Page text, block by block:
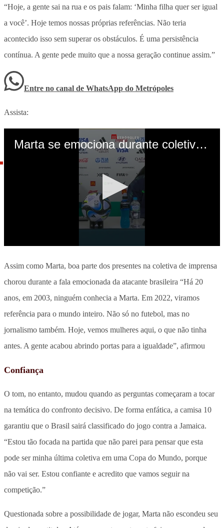
“Hoje, a gente sai na rua e os pais falam: ‘Minha filha quer ser igual
a você’. Hoje temos nossas próprias referências. Não teria
acontecido isso sem superar os obstáculos. É uma persistência
contínua. A gente pede muito que a nossa geração continue assim.”
Entre no canal de WhatsApp do Metrópoles
Assista:
Assim como Marta, boa parte dos presentes na coletiva de imprensa
chorou durante a fala emocionada da atacante brasileira “Há 20
anos, em 2003, ninguém conhecia a Marta. Em 2022, viramos
referência para o mundo inteiro. Não só no futebol, mas no
jornalismo também. Hoje, vemos mulheres aqui, o que não tinha
antes. A gente acabou abrindo portas para a igualdade”, afirmou
Confiança
O tom, no entanto, mudou quando as perguntas começaram a tocar
na temática do confronto decisivo. De forma enfática, a camisa 10
garantiu que o Brasil sairá classificado do jogo contra a Jamaica.
“Estou tão focada na partida que não parei para pensar que esta
pode ser minha última coletiva em uma Copa do Mundo, porque
não vai ser. Estou confiante e acredito que vamos seguir na
competição.”
Questionada sobre a possibilidade de jogar, Marta não escondeu seu